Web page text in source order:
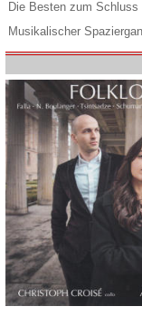
Die Besten zum Schluss
Musikalischer